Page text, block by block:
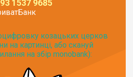
1537 9685
козацьких церков
на картинці, або скануй
на збір monobank):